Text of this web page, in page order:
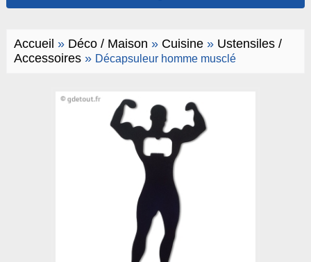
Accueil » Déco / Maison » Cuisine» Ustensiles /
Accessoires» Décapsuleur homme musclé